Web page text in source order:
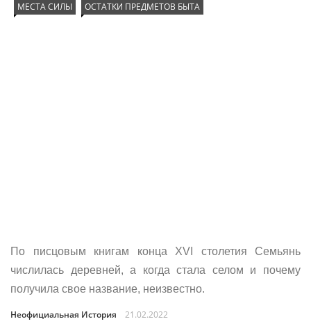
МЕСТА СИЛЫ ОСТАТКИ ПРЕДМЕТОВ БЫТА
По писцовым книгам конца XVI столетия Семьянь
числилась деревней, а когда стала селом и почему
получила свое название, неизвестно.
Неофициальная История 21.02.2022